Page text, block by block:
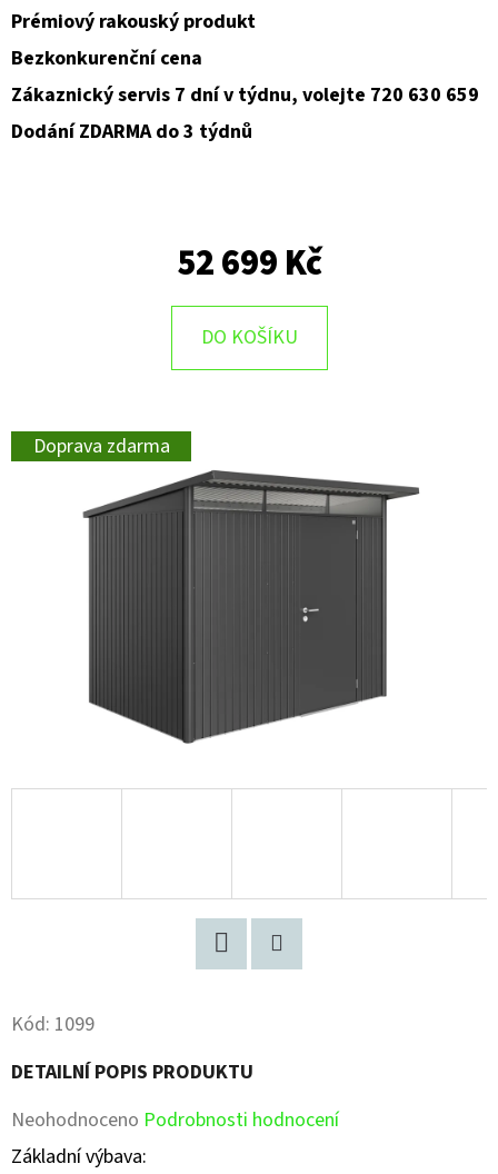
Prémiový rakouský produkt
Bezkonkurenční cena
Zákaznický servis 7 dní v týdnu, volejte 720 630 659
Dodání ZDARMA do 3 týdnů
52 699 Kč
DO KOŠÍKU
Doprava zdarma
Kód: 1099
DETAILNÍ POPIS PRODUKTU
Průměrné
hodnocení
Neohodnoceno Podrobnosti hodnocení
Základní výbava: